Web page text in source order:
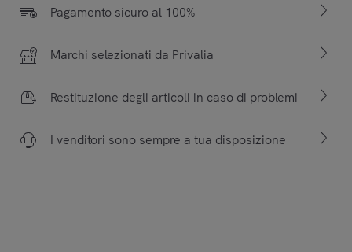
Pagamento sicuro al 100%
Marchi selezionati da Privalia
Restituzione degli articoli in caso di problemi
I venditori sono sempre a tua disposizione